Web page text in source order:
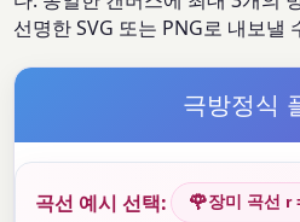
선명한 SVG 또는 PNG로 내보낼
극방정식
곡선 예시 선택: 🌹장미 곡선 r